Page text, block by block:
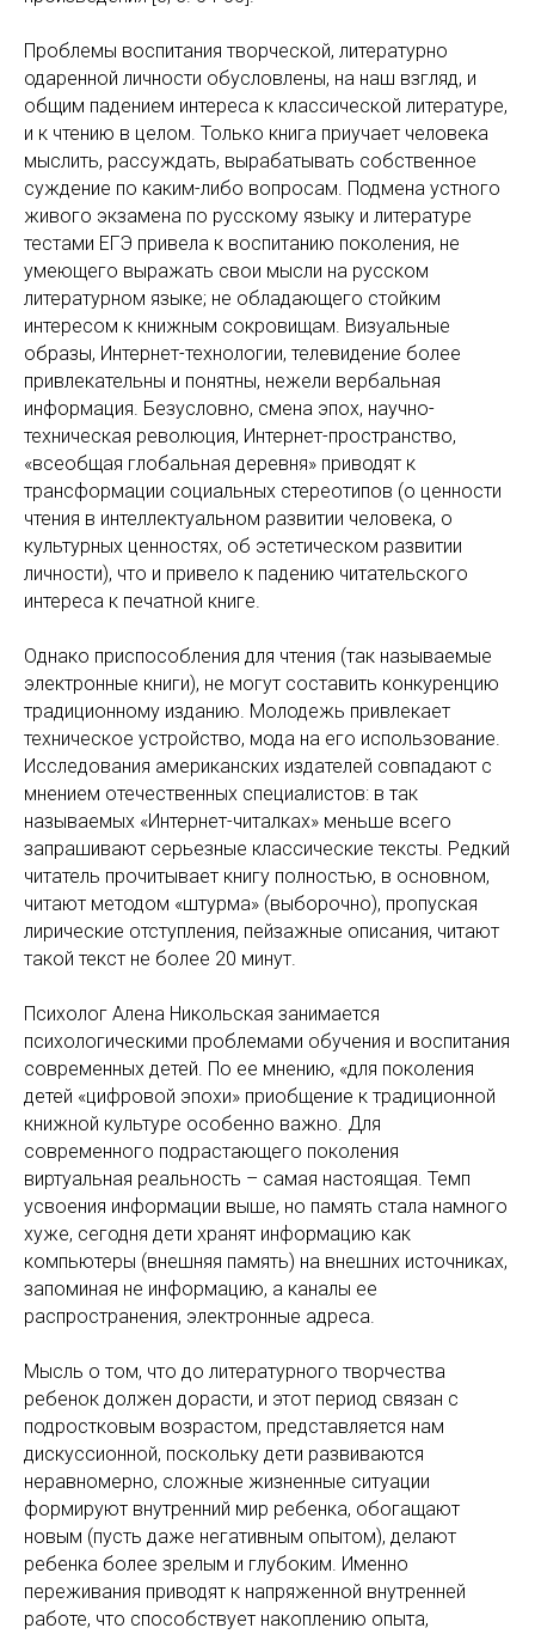
Проблемы воспитания творческой, литературно
одаренной личности обусловлены, на наш взгляд, и
общим падением интереса к классической литературе,
и к чтению в целом. Только книга приучает человека
мыслить, рассуждать, вырабатывать собственное
суждение по каким-либо вопросам. Подмена устного
живого экзамена по русскому языку и литературе
тестами ЕГЭ привела к воспитанию поколения, не
умеющего выражать свои мысли на русском
литературном языке; не обладающего стойким
интересом к книжным сокровищам. Визуальные
образы, Интернет-технологии, телевидение более
привлекательны и понятны, нежели вербальная
информация. Безусловно, смена эпох, научно-
техническая революция, Интернет-пространство,
«всеобщая глобальная деревня» приводят к
трансформации социальных стереотипов (о ценности
чтения в интеллектуальном развитии человека, о
культурных ценностях, об эстетическом развитии
личности), что и привело к падению читательского
интереса к печатной книге.
Однако приспособления для чтения (так называемые
электронные книги), не могут составить конкуренцию
традиционному изданию. Молодежь привлекает
техническое устройство, мода на его использование.
Исследования американских издателей совпадают с
мнением отечественных специалистов: в так
называемых «Интернет-читалках» меньше всего
запрашивают серьезные классические тексты. Редкий
читатель прочитывает книгу полностью, в основном,
читают методом «штурма» (выборочно), пропуская
лирические отступления, пейзажные описания, читают
такой текст не более 20 минут.
Психолог Алена Никольская занимается
психологическими проблемами обучения и воспитания
современных детей. По ее мнению, «для поколения
детей «цифровой эпохи» приобщение к традиционной
книжной культуре особенно важно. Для
современного подрастающего поколения
виртуальная реальность – самая настоящая. Темп
усвоения информации выше, но память стала намного
хуже, сегодня дети хранят информацию как
компьютеры (внешняя память) на внешних источниках,
запоминая не информацию, а каналы ее
распространения, электронные адреса.
Мысль о том, что до литературного творчества
ребенок должен дорасти, и этот период связан с
подростковым возрастом, представляется нам
дискуссионной, поскольку дети развиваются
неравномерно, сложные жизненные ситуации
формируют внутренний мир ребенка, обогащают
новым (пусть даже негативным опытом), делают
ребенка более зрелым и глубоким. Именно
переживания приводят к напряженной внутренней
работе, что способствует накоплению опыта,